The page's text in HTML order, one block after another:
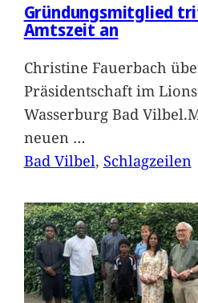
Gründungsmitglied
Amtszeit an
Christine Fauerbach
Präsidentschaft im
Wasserburg Bad
neuen …
Bad Vilbel, Schlagzeilen